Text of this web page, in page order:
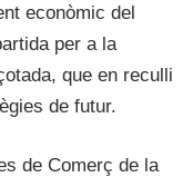
econòmic del
per a la
que en reculli
de futur.
de Comerç de la